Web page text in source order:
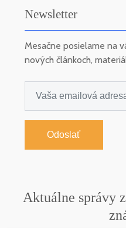
Newsletter
Mesačne posielame na
nových článkoch,
Odoslať
Aktuálne správy